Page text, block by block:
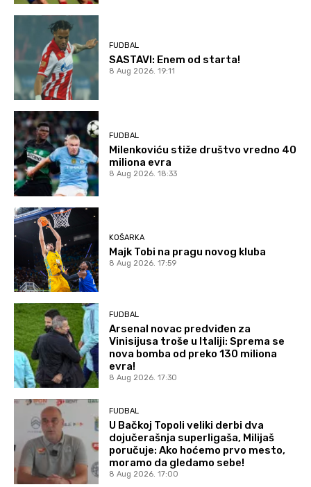
FUDBAL
SASTAVI: Enem od starta!
8 Aug 2026. 19:11
FUDBAL
Milenkoviću stiže društvo vredno 40
miliona evra
8 Aug 2026. 18:33
KOŠARKA
Majk Tobi na pragu novog kluba
8 Aug 2026. 17:59
FUDBAL
Arsenal novac predviđen za
Vinisijusa troše u Italiji: Sprema se
nova bomba od preko 130 miliona
evra!
8 Aug 2026. 17:30
FUDBAL
U Bačkoj Topoli veliki derbi dva
dojučerašnja superligaša, Milijaš
poručuje: Ako hoćemo prvo mesto,
moramo da gledamo sebe!
8 Aug 2026. 17:00